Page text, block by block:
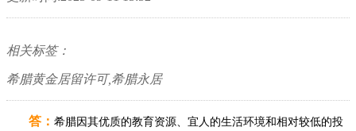
相关标签：
希腊黄金居留许可,希腊永居
答： 希腊因其优质的教育资源、宜人的生活环境和相对较低的投